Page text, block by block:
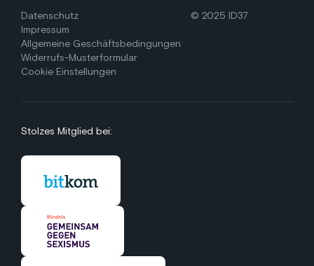
Datenschutz
Impressum
Allgemeine Geschäftsbedingungen
Widerrufs-Musterformular
Cookie Einstellungen
© 2025 ID37
Stolzes Mitglied bei: